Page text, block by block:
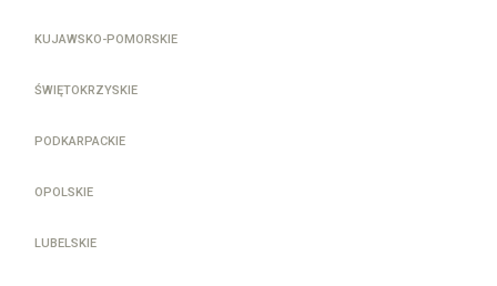
KUJAWSKO-POMORSKIE
ŚWIĘTOKRZYSKIE
PODKARPACKIE
OPOLSKIE
LUBELSKIE